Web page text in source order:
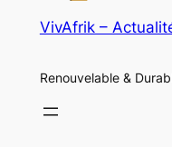
VivAfrik –
Renouvelable &